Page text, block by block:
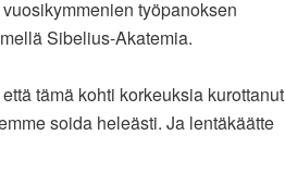
työpanoksen
Sibelius-Akatemia.
tämä kohti korkeuksia kurottanut
soida heleästi. Ja lentäkäätte